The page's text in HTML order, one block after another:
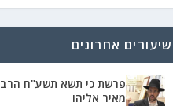
שיעורים אחרונים
פרשת כי תשא תשע"ח הרב
מאיר אליהו